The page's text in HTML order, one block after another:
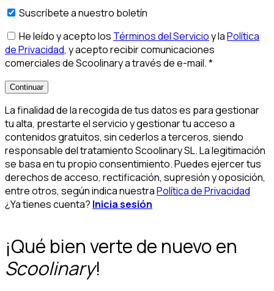
Suscríbete a nuestro boletín
He leído y acepto los Términos del Servicioy laPolítica
de Privacidad, y acepto recibir comunicaciones
comerciales de Scoolinary a través de e-mail.*
Continuar
La finalidad de la recogida de tus datos es para gestionar
tu alta, prestarte el servicio y gestionar tu acceso a
contenidos gratuitos, sin cederlos a terceros, siendo
responsable del tratamiento Scoolinary SL. La legitimación
se basa en tu propio consentimiento. Puedes ejercer tus
derechos de acceso, rectificación, supresión y oposición,
entre otros, según indica nuestraPolítica de Privacidad
¿Ya tienes cuenta? Inicia sesión
¡Qué bien verte de nuevo en
Scoolinary!